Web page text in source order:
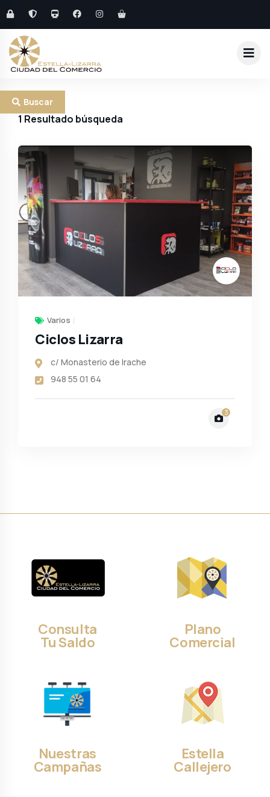
Buscar
1 Resultado búsqueda
Varios
Ciclos Lizarra
c/ Monasterio de Irache
948 55 01 64
3
Consulta
Tu Saldo
Plano
Comercial
Nuestras
Campañas
Estella
Callejero